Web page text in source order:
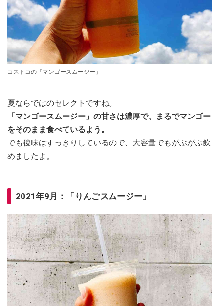
コストコの「マンゴースムージー」
夏ならではのセレクトですね。
「マンゴースムージー」の甘さは濃厚で、まるでマンゴー
をそのまま食べているよう。
でも後味はすっきりしているので、大容量でもがぶがぶ飲
めましたよ。
2021年9月：「りんごスムージー」